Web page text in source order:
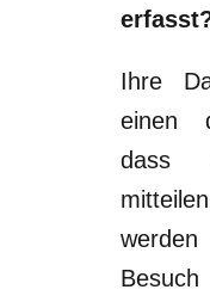
Ihre
einen
dass